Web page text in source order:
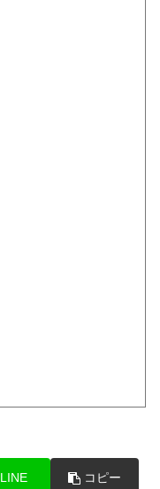
LINE コピー